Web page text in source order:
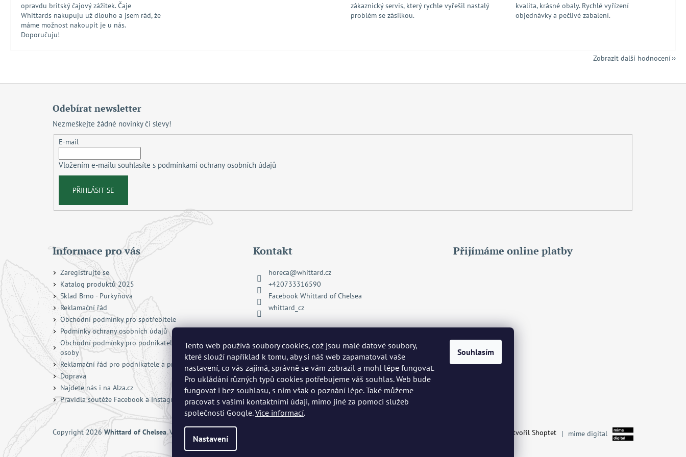
Tento web používá soubory cookies, což jsou malé datové soubory,
které slouží například k tomu, aby si náš web zapamatoval vaše
nastavení, co vás zajímá, správně se vám zobrazil a mohl lépe fungovat.
Pro ukládání různých typů cookies potřebujeme váš souhlas. Web bude
fungovat i bez souhlasu, s ním však o poznání lépe. Také můžeme
pracovat s vašimi kontaktními údaji, mimo jiné za pomoci služeb
společnosti Google.Více informací.
Nastavení
Souhlasím
opravdu britský čajový zážitek. Čaje
Whittards nakupuju už dlouho a jsem rád, že
máme možnost nakoupit je u nás.
Doporučuju!
zákaznický servis, který rychle vyřešil nastalý
problém se zásilkou.
kvalita, krásné obaly. Rychlé vyřízení
objednávky a pečlivé zabalení.
Zobrazit další hodnocení
Odebírat newsletter
Nezmeškejte žádné novinky či slevy!
E-mail
Vložením e-mailu souhlasíte s podmínkami ochrany osobních údajů
PŘIHLÁSIT SE
Informace pro vás
Zaregistrujte se
Katalog produktů 2025
Sklad Brno - Purkyňova
Reklamační řád
Obchodní podmínky pro spotřebitele
Podmínky ochrany osobních údajů
Obchodní podmínky pro podnikatele a právnické
osoby
Reklamační řád pro podnikatele a právnické osoby
Doprava
Najdete nás i na Alza.cz
Pravidla soutěže Facebook a Instagram
Kontakt
horeca@whittard.cz
+420733316590
Facebook Whittard of Chelsea
whittard_cz
Přijímáme online platby
Vytvořil Shoptet | mime digital
Copyright 2026 Whittard of Chelsea. Všechna práva vyhrazena.